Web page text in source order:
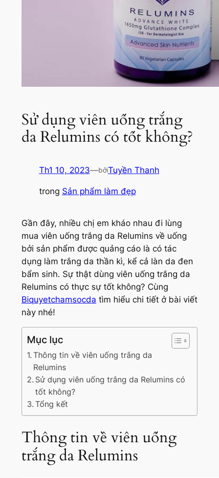
Sử dụng viên uống trắng
da Relumins có tốt không?
Th1 10, 2023—bởiTuyền Thanh
trong Sản phẩm làm đẹp
Gần đây, nhiều chị em kháo nhau đi lùng
mua viên uống trắng da Relumins về uống
bởi sản phẩm được quảng cáo là có tác
dụng làm trắng da thần kì, kể cả làn da đen
bẩm sinh. Sự thật dùng viên uống trắng da
Relumins có thực sự tốt không? Cùng
Biquyetchamsocda tìm hiểu chi tiết ở bài viết
này nhé!
Mục lục
Thông tin về viên uống trắng da
Relumins
Sử dụng viên uống trắng da Relumins có
tốt không?
Tổng kết
Thông tin về viên uống
trắng da Relumins